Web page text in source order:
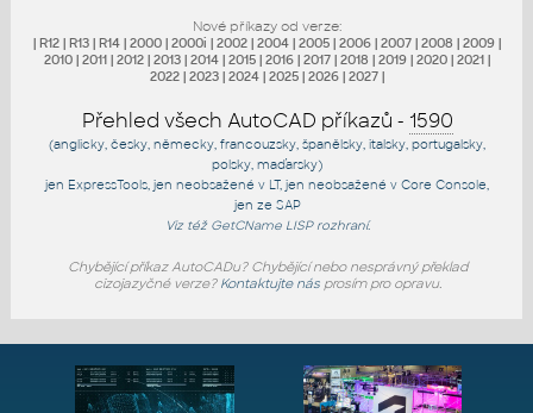
Nové příkazy od verze:
| R12 | R13 | R14 | 2000 | 2000i | 2002 | 2004 | 2005 | 2006 | 2007 | 2008 | 2009 |
2010 | 2011 | 2012 | 2013 | 2014 | 2015 | 2016 | 2017 | 2018 | 2019 | 2020 | 2021 |
2022 | 2023 | 2024 | 2025 | 2026 | 2027 |
Přehled všech AutoCAD příkazů - 1590
(anglicky, česky, německy, francouzsky, španělsky, italsky, portugalsky,
polsky, maďarsky)
jen ExpressTools , jen neobsažené v LT, jen neobsažené v Core Console
jen ze SAP
Viz též GetCNameLISP rozhraní.
Chybějící příkaz AutoCADu? Chybějící nebo nesprávný překlad
cizojazyčné verze? Kontaktujte násprosím pro opravu.